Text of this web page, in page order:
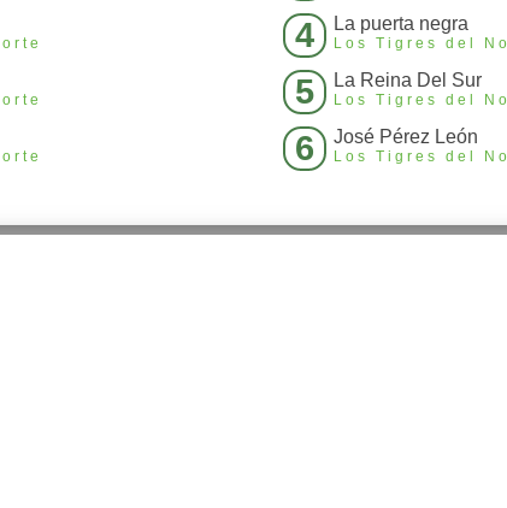
4 La puerta negra
Los Tigres del
5 La Reina Del Sur
Los Tigres del
6 José Pérez León
Los Tigres del